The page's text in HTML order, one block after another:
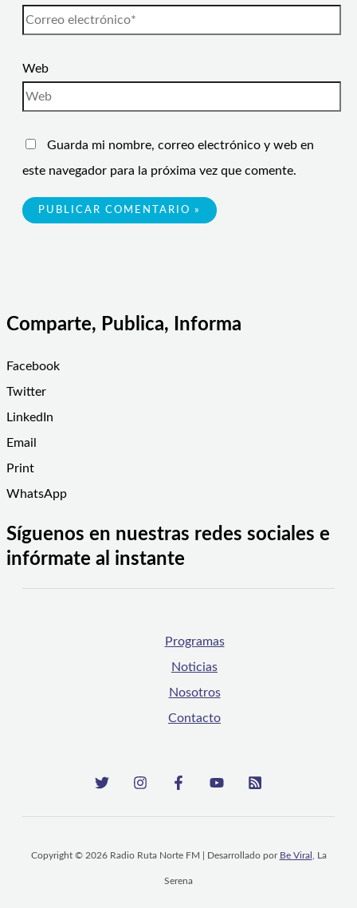
Web
Guarda mi nombre, correo electrónico y web en
este navegador para la próxima vez que comente.
Comparte, Publica, Informa
Facebook
Twitter
LinkedIn
Email
Print
WhatsApp
Síguenos en nuestras redes sociales e
infórmate al instante
Programas
Noticias
Nosotros
Contacto
Copyright © 2026 Radio Ruta Norte FM | Desarrollado por Be Viral , La
Serena